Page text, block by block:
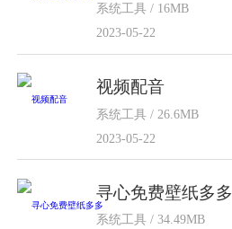
系统工具 / 16MB
2023-05-22
视频配音
系统工具 / 26.6MB
2023-05-22
寻心免费壁纸多多
系统工具 / 34.49MB